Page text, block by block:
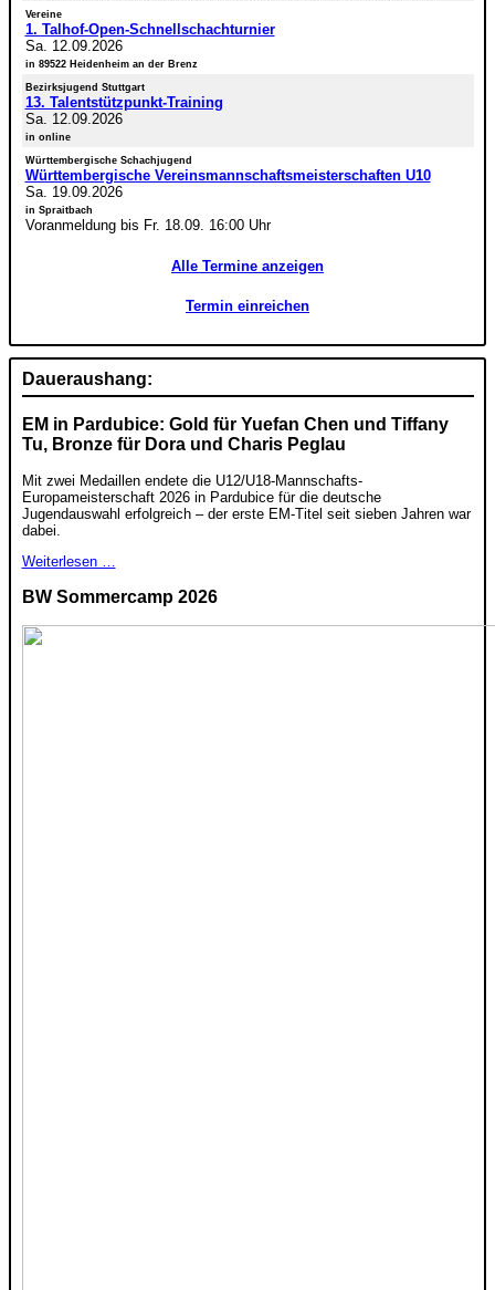
Vereine
1. Talhof-Open-Schnellschachturnier
Sa. 12.09.2026
in 89522 Heidenheim an der Brenz
Bezirksjugend Stuttgart
13. Talentstützpunkt-Training
Sa. 12.09.2026
in online
Württembergische Schachjugend
Württembergische Vereinsmannschaftsmeisterschaften U10
Sa. 19.09.2026
in Spraitbach
Voranmeldung bis Fr. 18.09. 16:00 Uhr
Alle Termine anzeigen
Termin einreichen
Daueraushang:
EM in Pardubice: Gold für Yuefan Chen und Tiffany
Tu, Bronze für Dora und Charis Peglau
Mit zwei Medaillen endete die U12/U18-Mannschafts-
Europameisterschaft 2026 in Pardubice für die deutsche
Jugendauswahl erfolgreich – der erste EM-Titel seit sieben Jahren war
dabei.
Weiterlesen …
BW Sommercamp 2026